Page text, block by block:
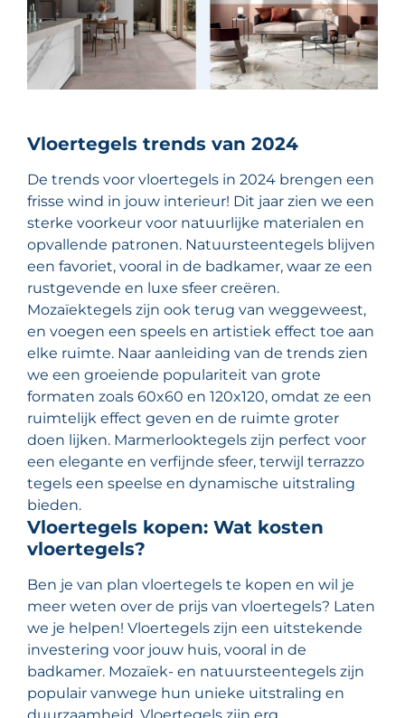
Vloertegels trends van 2024
De trends voor vloertegels in 2024 brengen een
frisse wind in jouw interieur! Dit jaar zien we een
sterke voorkeur voor natuurlijke materialen en
opvallende patronen. Natuursteentegels blijven
een favoriet, vooral in de badkamer, waar ze een
rustgevende en luxe sfeer creëren.
Mozaïektegels zijn ook terug van weggeweest,
en voegen een speels en artistiek effect toe aan
elke ruimte. Naar aanleiding van de trends zien
we een groeiende populariteit van grote
formaten zoals 60x60 en 120x120, omdat ze een
ruimtelijk effect geven en de ruimte groter
doen lijken. Marmerlooktegels zijn perfect voor
een elegante en verfijnde sfeer, terwijl terrazzo
tegels een speelse en dynamische uitstraling
bieden.
Vloertegels kopen: Wat kosten
vloertegels?
Ben je van plan vloertegels te kopen en wil je
meer weten over de prijs van vloertegels? Laten
we je helpen! Vloertegels zijn een uitstekende
investering voor jouw huis, vooral in de
badkamer. Mozaïek- en natuursteentegels zijn
populair vanwege hun unieke uitstraling en